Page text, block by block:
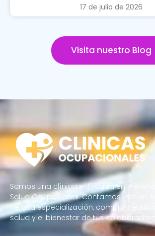
17 de julio de 2026
Visita nuestro Blog
Somos una clínica enfocada en
Salud Ocupacional. Contamos con un
de alta especialización, comprometido
salud y el bienestar de tus